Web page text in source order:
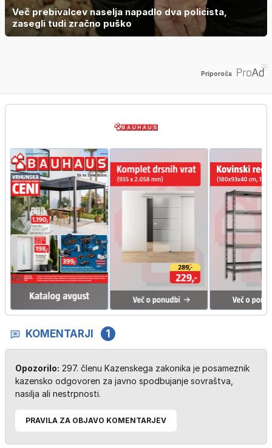
Več prebivalcev naselja napadlo dva policista,
zasegli tudi zračno puško
Priporoča
KOMENTARJI 1
Opozorilo: 297. členu Kazenskega zakonika je posameznik
kazensko odgovoren za javno spodbujanje sovraštva,
nasilja ali nestrpnosti.
PRAVILA ZA OBJAVO KOMENTARJEV